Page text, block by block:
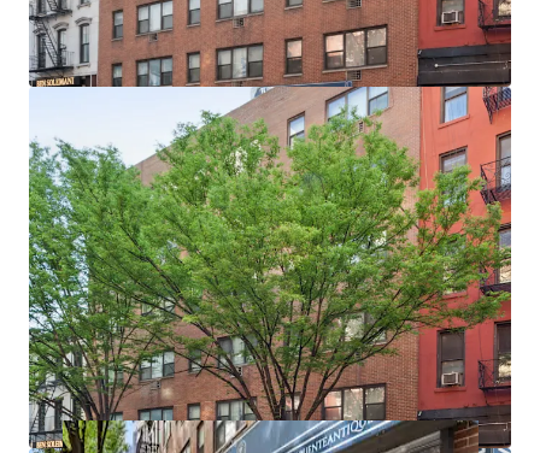
83% of Assessed Value is allocated to
improvements
10 studios & 15 two bedroom apartments ideal for
the tenant demographic
74% of the income from residential & 26% from
the retail
Exempt from Local law 11
Proximity to the 4 5 6 N R W trains